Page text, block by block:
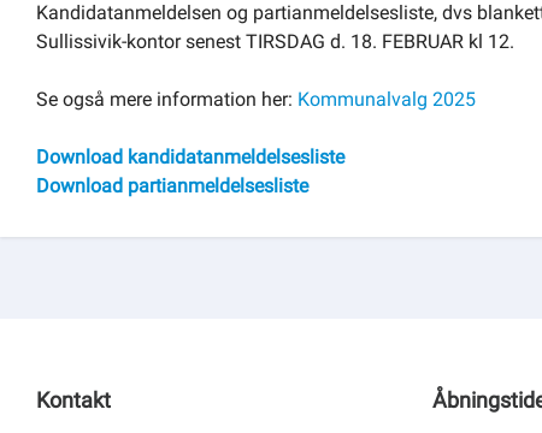
Kandidatanmeldelsen og partianmeldelsesliste, dvs
Sullissivik-kontor senest TIRSDAG d. 18. FEBRUAR kl 12.
Se også mere information her: Kommunalvalg 2025
Download kandidatanmeldelsesliste
Download partianmeldelsesliste
Kontakt